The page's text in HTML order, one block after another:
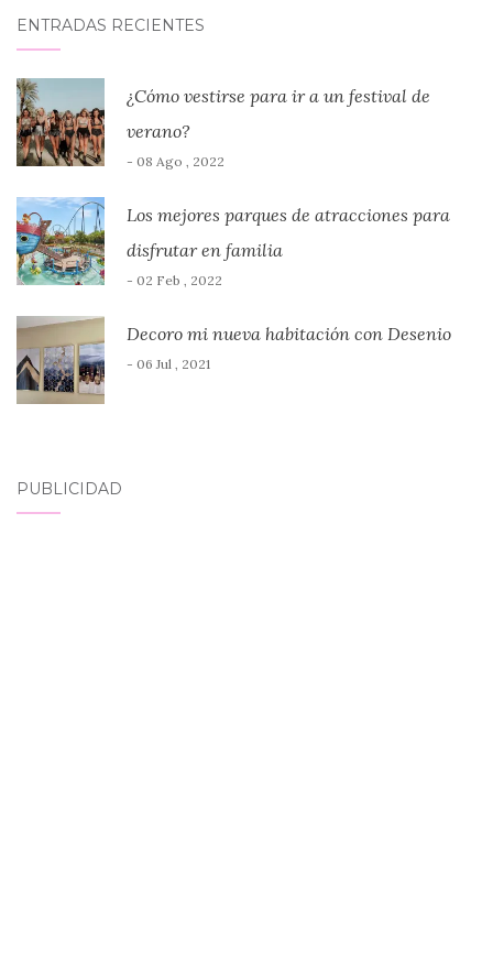
ENTRADAS RECIENTES
¿Cómo vestirse para ir a un festival de
verano?
- 08 Ago , 2022
Los mejores parques de atracciones para
disfrutar en familia
- 02 Feb , 2022
Decoro mi nueva habitación con Desenio
- 06 Jul , 2021
PUBLICIDAD